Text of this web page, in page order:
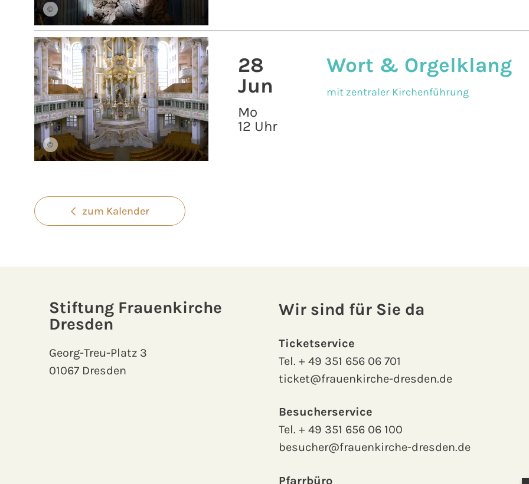
©
©
28
Jun
Mo
12 Uhr
Wort & Orgelklang
mit zentraler Kirchenführung
zum Kalender
Stiftung Frauenkirche
Dresden
Georg-Treu-Platz 3
01067 Dresden
Wir sind für Sie da
Ticketservice
Tel.+ 49 351 656 06 701
ticket@frauenkirche-dresden.de
Besucherservice
Tel.+ 49 351 656 06 100
besucher@frauenkirche-dresden.de
Pfarrbüro